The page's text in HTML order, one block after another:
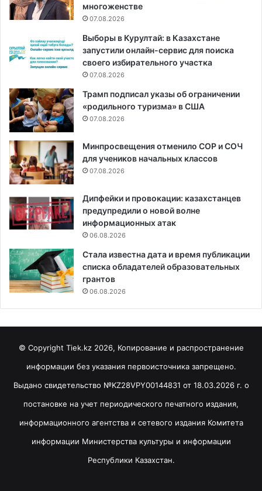
многоженстве
07.08.2026
Выборы в Курултай: в Казахстане
запустили онлайн-сервис для поиска
своего избирательного участка
07.08.2026
Трамп подписал указы об ограничении
«родильного туризма» в США
07.08.2026
Минпросвещения отменило СОР и СОЧ
для учеников начальных классов
07.08.2026
Дипфейки и провокации: казахстанцев
предупредили о новой волне
информационных атак
06.08.2026
Стала известна дата и время публикации
списка обладателей образовательных
грантов
06.08.2026
© Copyright Tiek.kz 2026, Копирование и распространение
информации без указания первоисточника запрещено.
Выдано свидетельство №KZ28VPY00144831 от 18.03.2026 г. о
постановке на учет периодического печатного издания,
информационного агентства и сетевого издания Комитета
информации Министерства культуры и информации
Республики Казахстан.